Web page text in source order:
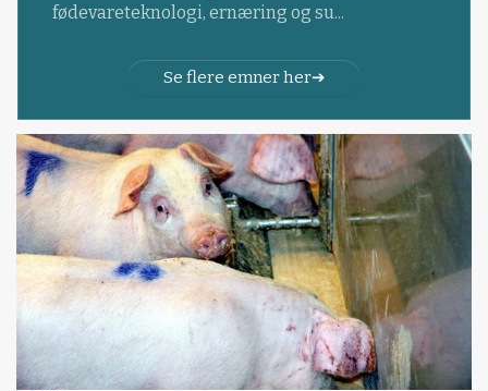
fødevareteknologi, ernæring og su...
Se flere emner her